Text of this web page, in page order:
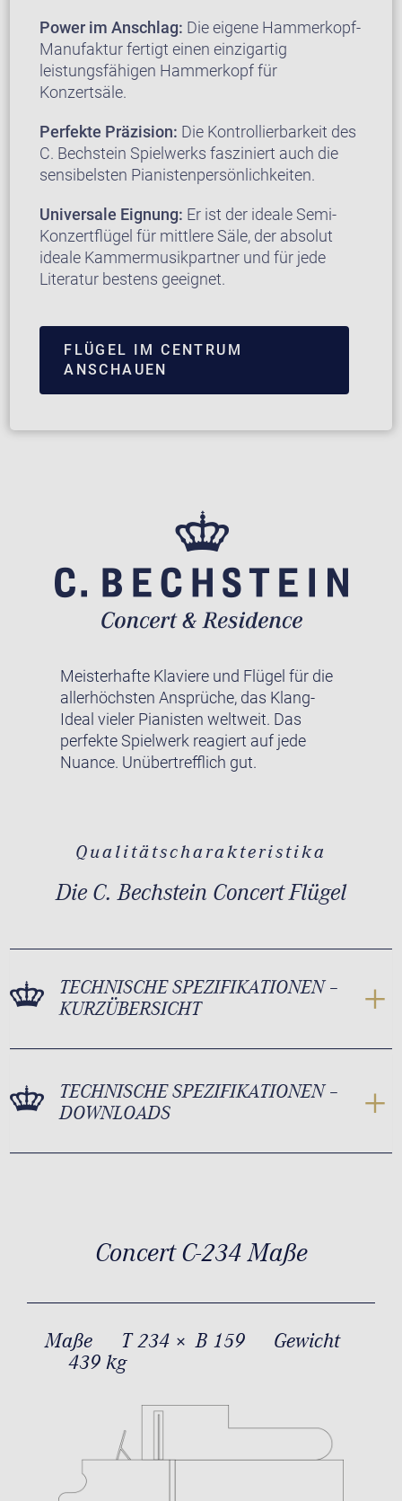
Power im Anschlag: Die eigene Hammerkopf-
Manufaktur fertigt einen einzigartig
leistungsfähigen Hammerkopf für
Konzertsäle.
Perfekte Präzision: Die Kontrollierbarkeit des
C. Bechstein Spielwerks fasziniert auch die
sensibelsten Pianistenpersönlichkeiten.
Universale Eignung: Er ist der ideale Semi-
Konzertflügel für mittlere Säle, der absolut
ideale Kammermusikpartner und für jede
Literatur bestens geeignet.
FLÜGEL IM CENTRUM
ANSCHAUEN
Meisterhafte Klaviere und Flügel für die
allerhöchsten Ansprüche, das Klang-
Ideal vieler Pianisten weltweit. Das
perfekte Spielwerk reagiert auf jede
Nuance. Unübertrefflich gut.
Qualitätscharakteristika
Die C. Bechstein Concert Flügel
TECHNISCHE SPEZIFIKATIONEN –
KURZÜBERSICHT
TECHNISCHE SPEZIFIKATIONEN –
DOWNLOADS
Concert C-234 Maße
Maße T 234 × B 159
Gewicht
439 kg